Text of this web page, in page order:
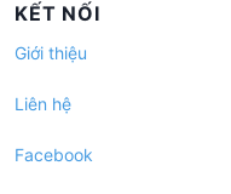
KẾT NỐI
Giới thiệu
Liên hệ
Facebook